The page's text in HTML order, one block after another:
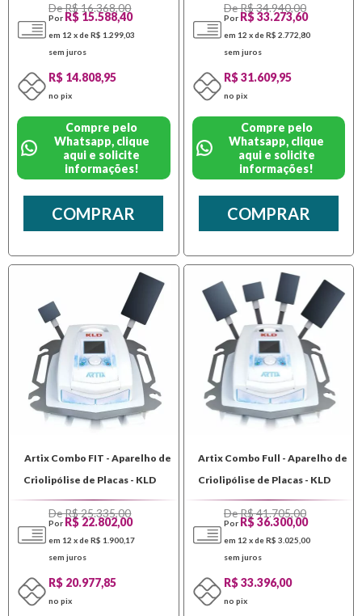
De R$ 16.368,00
Por R$ 15.588,40
em 12 x de R$ 1.299,03
sem juros
R$ 14.808,95
no pix
Compre pelo
Whatsapp, clique
aqui e solicite
informações!
COMPRAR
De R$ 34.940,00
Por R$ 33.273,60
em 12 x de R$ 2.772,80
sem juros
R$ 31.609,95
no pix
Compre pelo
Whatsapp, clique
aqui e solicite
informações!
COMPRAR
Artix Combo FIT - Aparelho de
Criolipólise de Placas - KLD
De R$ 25.335,00
Por R$ 22.802,00
em 12 x de R$ 1.900,17
sem juros
R$ 20.977,85
no pix
Artix Combo Full - Aparelho de
Criolipólise de Placas - KLD
De R$ 41.705,00
Por R$ 36.300,00
em 12 x de R$ 3.025,00
sem juros
R$ 33.396,00
no pix